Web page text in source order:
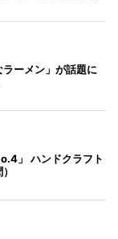
ーメン」が話題に
」 ハンドクラフト